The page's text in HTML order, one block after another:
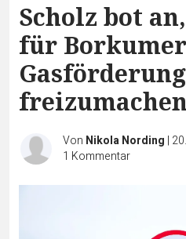
Scholz bot
für Borkumer
Gasförderung
Von Nikola Nording |
1 Kommentar